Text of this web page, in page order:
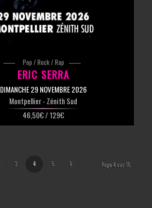
Pop / Rock / Rap
ERIC SERRA
DIMANCHE 29 NOVEMBRE 2026
Montpellier- Zénith Sud
46,50€ / 129€
Page 4 sur 15
3 4 5 6